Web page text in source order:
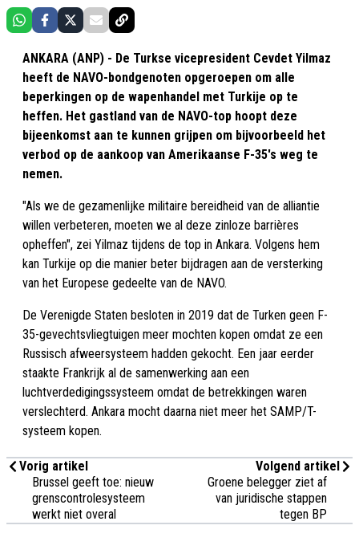
ANKARA (ANP) - De Turkse vicepresident Cevdet Yilmaz
heeft de NAVO-bondgenoten opgeroepen om alle
beperkingen op de wapenhandel met Turkije op te
heffen. Het gastland van de NAVO-top hoopt deze
bijeenkomst aan te kunnen grijpen om bijvoorbeeld het
verbod op de aankoop van Amerikaanse F-35's weg te
nemen.
"Als we de gezamenlijke militaire bereidheid van de alliantie
willen verbeteren, moeten we al deze zinloze barrières
opheffen", zei Yilmaz tijdens de top in Ankara. Volgens hem
kan Turkije op die manier beter bijdragen aan de versterking
van het Europese gedeelte van de NAVO.
De Verenigde Staten besloten in 2019 dat de Turken geen F-
35-gevechtsvliegtuigen meer mochten kopen omdat ze een
Russisch afweersysteem hadden gekocht. Een jaar eerder
staakte Frankrijk al de samenwerking aan een
luchtverdedigingssysteem omdat de betrekkingen waren
verslechterd. Ankara mocht daarna niet meer het SAMP/T-
systeem kopen.
Vorig artikel
Brussel geeft toe: nieuw
grenscontrolesysteem
werkt niet overal
Volgend artikel
Groene belegger ziet af
van juridische stappen
tegen BP